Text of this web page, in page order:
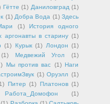
Гётте (1) Даниловград (1)
(1) Добра Вода (1) Здесь
(1)
История одного
аргонавты в старину (1)
(1) Курык (1) Лондон (1)
(1) Медвежий Угол
(1)
Мы против вас (1) Наги
(1) Оруэлл (1)
Питер (1) Платонов (1)
Работа_Домофон
(1)